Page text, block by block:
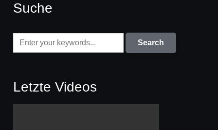
Suche
Letzte Videos